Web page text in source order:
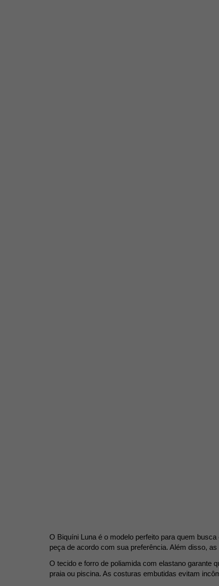
O Biquíni Luna é o modelo perfeito para quem
peça de acordo com sua preferência. Além disso,
O tecido e forro de poliamida com elastano garante
praia ou piscina. As costuras embutidas evitam